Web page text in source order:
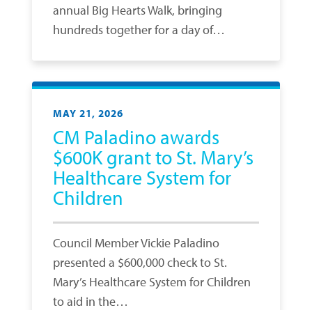
annual Big Hearts Walk, bringing
hundreds together for a day of…
MAY 21, 2026
CM Paladino awards
$600K grant to St. Mary’s
Healthcare System for
Children
Council Member Vickie Paladino
presented a $600,000 check to St.
Mary’s Healthcare System for Children
to aid in the…